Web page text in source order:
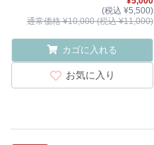
(税込 ¥5,500)
通常価格 ¥10,000 (税込 ¥11,000)
カゴに入れる
お気に入り